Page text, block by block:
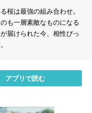
桜は最強の組み合わせ。
も一層素敵なものになる
届けられた今、相性ぴっ
アプリで読む